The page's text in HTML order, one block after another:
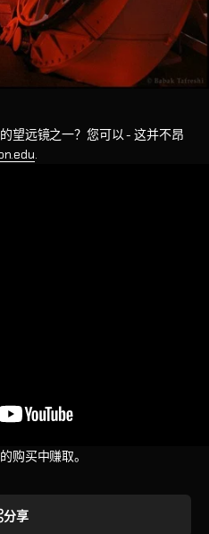
望远镜之一？您可以 - 这并不昂
.
购买中赚取。
分享